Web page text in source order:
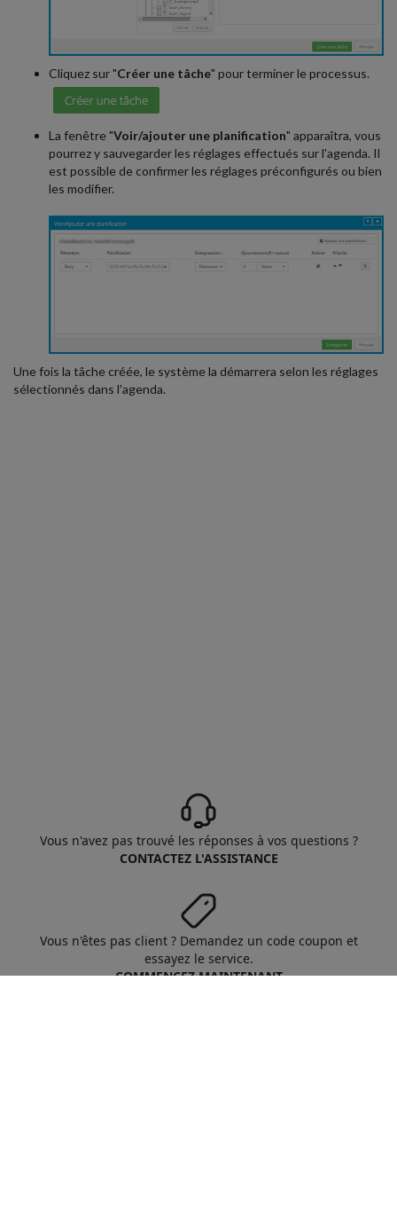
Cliquez sur "Créer une tâche" pour terminer le processus.
La fenêtre "Voir/ajouter une planification" apparaîtra, vous
pourrez y sauvegarder les réglages effectués sur l'agenda. Il
est possible de confirmer les réglages préconfigurés ou bien
les modifier.
Une fois la tâche créée, le système la démarrera selon les réglages
sélectionnés dans l'agenda.
Vous n'avez pas trouvé les réponses à vos questions ?
CONTACTEZ L'ASSISTANCE
Vous n'êtes pas client ? Demandez un code coupon et
essayez le service.
COMMENCEZ MAINTENANT